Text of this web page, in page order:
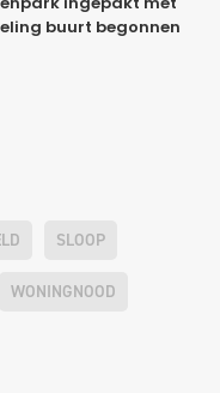
ingepakt met
buurt begonnen
SLOOP
WONINGNOOD